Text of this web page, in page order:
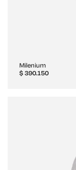
Milenium
$390.150